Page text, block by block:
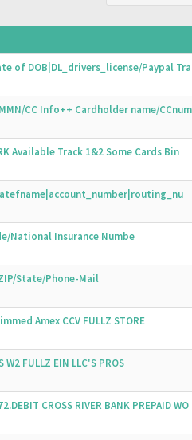
of DOB|DL_drivers_license/Paypal
CC Info++ Cardholder name/CCnum
Available Track 1&2 Some Cards Bin
National Insurance Numbe
State/Phone-Mail
Amex CCV FULLZ STORE
FULLZ EIN LLC'S PROS
CROSS RIVER BANK PREPAID WO